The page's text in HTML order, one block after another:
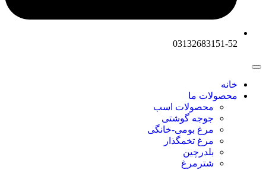
03132683151-52
خانه
محصولات ما
محصولات اسب
جوجه گوشتی
مرغ بومی-خانگی
مرغ تخمگذار
بلدرچین
شترمرغ